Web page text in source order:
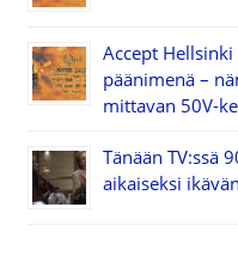
Accept
päänimenä –
mittavan 50V-
Tänään TV:ssä
aikaiseksi